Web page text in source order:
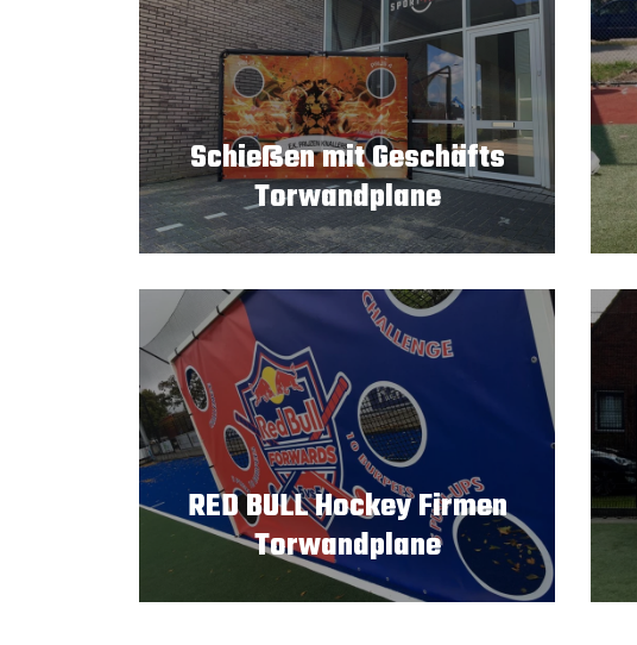
Schießen mit Geschäfts
Torwandplane
RED BULL Hockey Firmen
Torwandplane